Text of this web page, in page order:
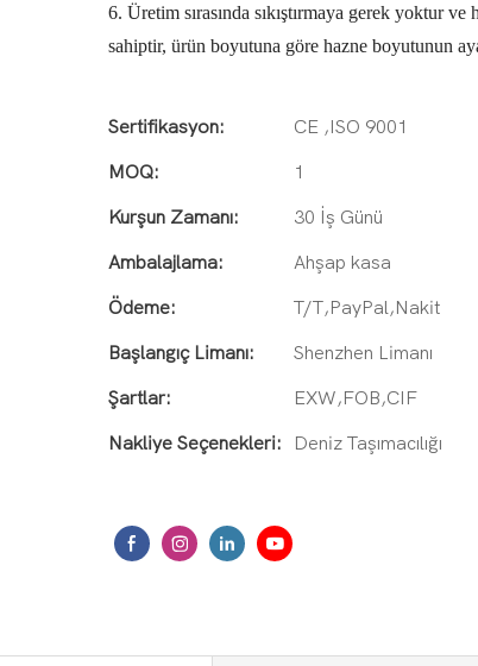
6. Üretim sırasında sıkıştırmaya gerek yoktur
sahiptir, ürün boyutuna göre hazne boyutunun
Sertifikasyon: CE ,ISO 9001
MOQ: 1
Kurşun Zamanı: 30 İş Günü
Ambalajlama: Ahşap kasa
Ödeme: T/T,PayPal,Nakit
Başlangıç ​​Limanı: Shenzhen Limanı
Şartlar: EXW,FOB,CIF
Nakliye Seçenekleri: Deniz Taşımacılığı